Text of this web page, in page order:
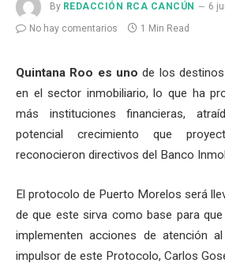
By REDACCIÓN RCA CANCÚN
6
No hay comentarios
1 Min Read
Quintana Roo es uno de los
en el sector inmobiliario, lo que ha
más instituciones financieras,
potencial crecimiento que
reconocieron directivos del Banco
El protocolo de Puerto Morelos será
de que este sirva como base para
implementen acciones de atención
impulsor de este Protocolo, Carlos